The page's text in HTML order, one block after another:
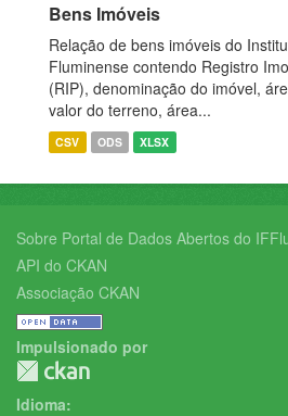
Bens Imóveis
Relação de bens imóveis do
Fluminense contendo Registro
(RIP), denominação do imóvel,
valor do terreno, área...
CSV ODS XLSX
Sobre Portal de Dados Abertos do
API do CKAN
Associação CKAN
Impulsionado por
Idioma